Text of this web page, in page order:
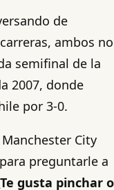
de
ambos no
semifinal de la
2007, donde
por 3-0.
City
preguntarle a
gusta pinchar o